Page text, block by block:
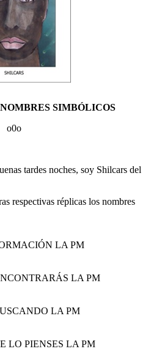
SIMBÓLICOS
o0o
tardes noches, soy Shilcars del
respectivas réplicas los nombres
LA PM
LA PM
LA PM
LO PIENSES LA PM